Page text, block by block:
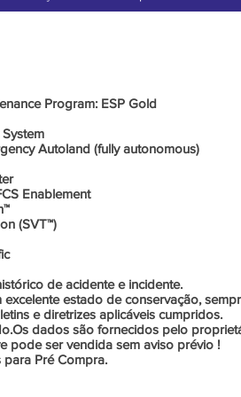
Program: ESP Gold
Autoland (fully autonomous)
Enablement
(SVT™)
de acidente e incidente.
excelente estado de conservação,
e diretrizes aplicáveis cumpridos.
dados são fornecidos pelo
pode ser vendida sem aviso prévio !
para Pré Compra.